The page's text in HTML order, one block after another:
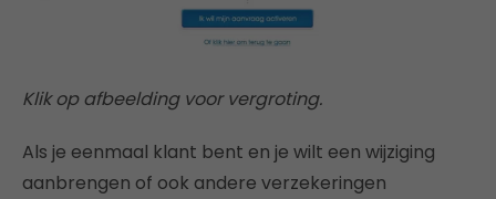
Klik op afbeelding voor vergroting.
Als je eenmaal klant bent en je wilt een wijziging
aanbrengen of ook andere verzekeringen